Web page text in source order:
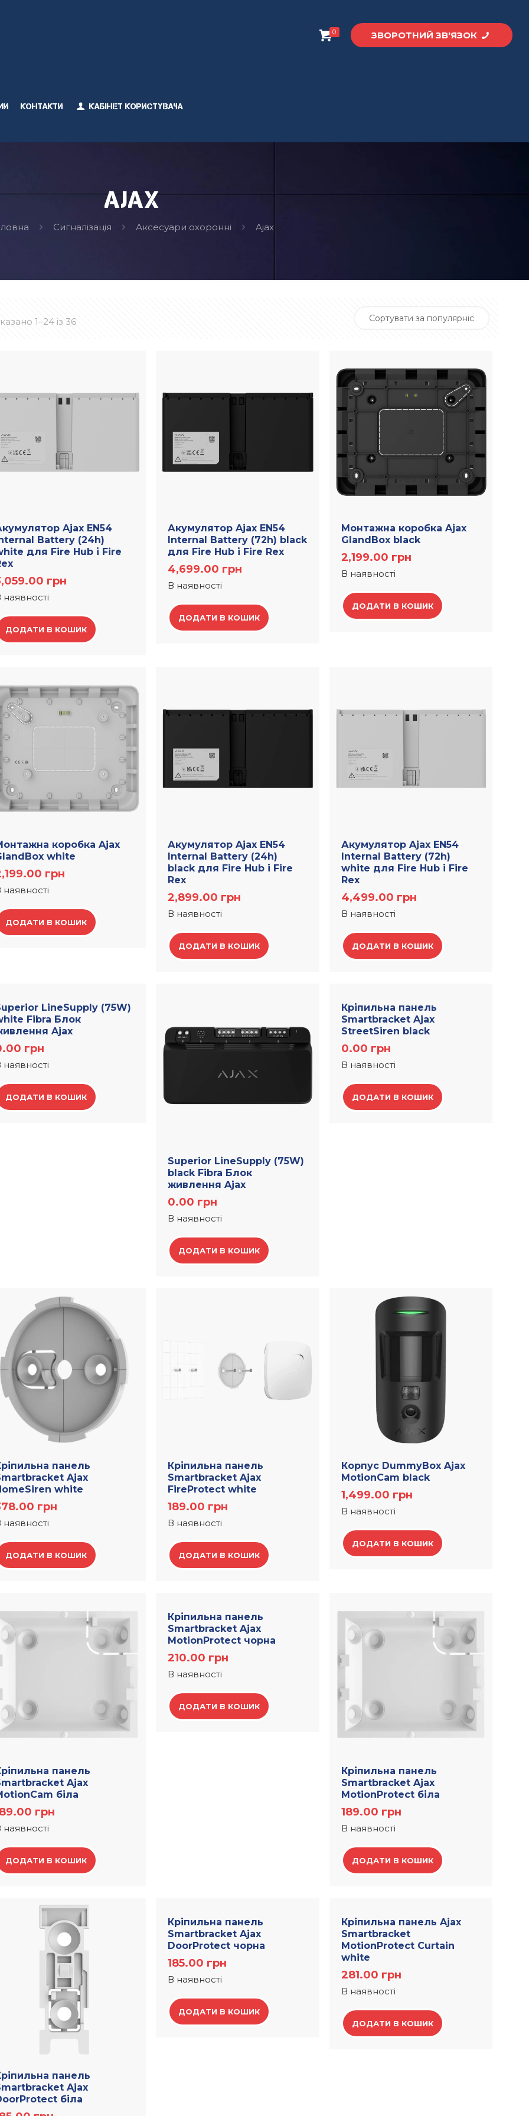
Контакти Кабінет користувача
0 ЗВОРОТНИЙ ЗВ'ЯЗОК
Ajax
Сигналізація Аксесуари охоронні Ajax
1–24 із 36
Ajax EN54
Battery (24h)
для Fire Hub і Fire
грн
наявності
ДОДАТИ В КОШИК
Акумулятор Ajax EN54
Internal Battery (72h) black
для Fire Hub і Fire Rex
4,699.00 грн
В наявності
ДОДАТИ В КОШИК
Монтажна коробка Ajax
GlandBox black
2,199.00 грн
В наявності
ДОДАТИ В КОШИК
коробка Ajax
white
грн
наявності
ДОДАТИ В КОШИК
Акумулятор Ajax EN54
Internal Battery (24h)
black для Fire Hub і Fire
Rex
2,899.00 грн
В наявності
ДОДАТИ В КОШИК
Акумулятор Ajax EN54
Internal Battery (72h)
white для Fire Hub і Fire
Rex
4,499.00 грн
В наявності
ДОДАТИ В КОШИК
LineSupply (75W)
Fibra Блок
Ajax
грн
наявності
ДОДАТИ В КОШИК
Superior LineSupply (75W)
black Fibra Блок
живлення Ajax
0.00 грн
В наявності
ДОДАТИ В КОШИК
Кріпильна панель
Smartbracket Ajax
StreetSiren black
0.00 грн
В наявності
ДОДАТИ В КОШИК
панель
Ajax
white
грн
наявності
ДОДАТИ В КОШИК
Кріпильна панель
Smartbracket Ajax
FireProtect white
189.00 грн
В наявності
ДОДАТИ В КОШИК
Корпус DummyBox Ajax
MotionCam black
1,499.00 грн
В наявності
ДОДАТИ В КОШИК
панель
Ajax
біла
грн
наявності
ДОДАТИ В КОШИК
Кріпильна панель
Smartbracket Ajax
MotionProtect чорна
210.00 грн
В наявності
ДОДАТИ В КОШИК
Кріпильна панель
Smartbracket Ajax
MotionProtect біла
189.00 грн
В наявності
ДОДАТИ В КОШИК
панель
Ajax
біла
Кріпильна панель
Smartbracket Ajax
DoorProtect чорна
185.00 грн
В наявності
ДОДАТИ В КОШИК
Кріпильна панель Ajax
Smartbracket
MotionProtect Curtain
white
281.00 грн
В наявності
ДОДАТИ В КОШИК